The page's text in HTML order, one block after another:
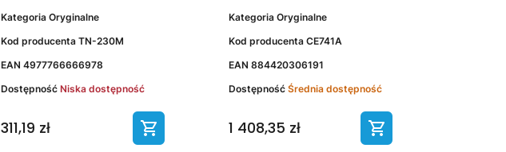
Kategoria Oryginalne
Kod producenta TN-230M
EAN 4977766666978
Dostępność Niska dostępność
311,19 zł
Kategoria Oryginalne
Kod producenta CE741A
EAN 884420306191
Dostępność Średnia dostępność
1 408,35 zł